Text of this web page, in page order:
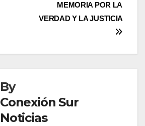
MEMORIA POR LA
VERDAD Y LA JUSTICIA
By
Conexión Sur
Noticias